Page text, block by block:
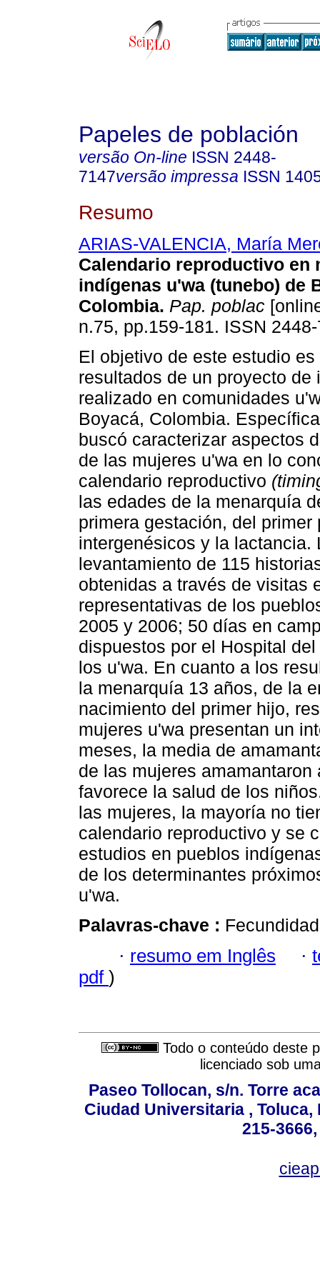
Papeles de población
versão On-line ISSN 2448-
7147versão impressa ISSN
Resumo
ARIAS-VALENCIA, María
Calendario reproductivo en
indígenas u'wa (tunebo) de
Colombia. Pap. poblac
n.75, pp.159-181. ISSN
El objetivo de este estudio
resultados de un proyecto de
realizado en comunidades
Boyacá, Colombia.
buscó caracterizar aspectos
de las mujeres u'wa en lo
calendario reproductivo
las edades de la menarquía
primera gestación, del
intergenésicos y la
levantamiento de 115
obtenidas a través de visitas
representativas de los
2005 y 2006; 50 días en
dispuestos por el Hospital
los u'wa. En cuanto a los
la menarquía 13 años, de la
nacimiento del primer hijo,
mujeres u'wa presentan un
meses, la media de
de las mujeres
favorece la salud de los
las mujeres, la mayoría no
calendario reproductivo y se
estudios en pueblos
de los determinantes
u'wa.
Palavras-chave :
· resumo em Inglês ·
pdf )
Todo o conteúdo deste
licenciado sob
Paseo Tollocan, s/n. Torre
Ciudad Universitaria , Toluca,
215-